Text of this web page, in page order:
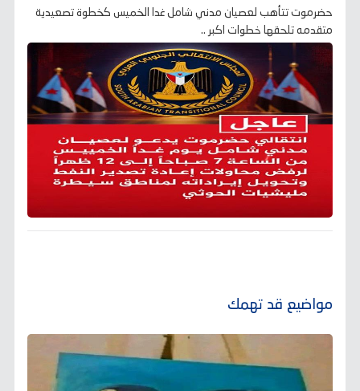
حضرموت تتأهب لعصيان مدني شامل غدا الخميس كخطوة تصعيدية
متقدمه تلحقها خطوات اكبر ..
مواضيع قد تهمك